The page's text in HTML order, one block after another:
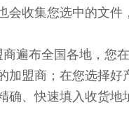
会收集您选中的文
遍布全国各地，您
加盟商；在您选择
确、快速填入收货地